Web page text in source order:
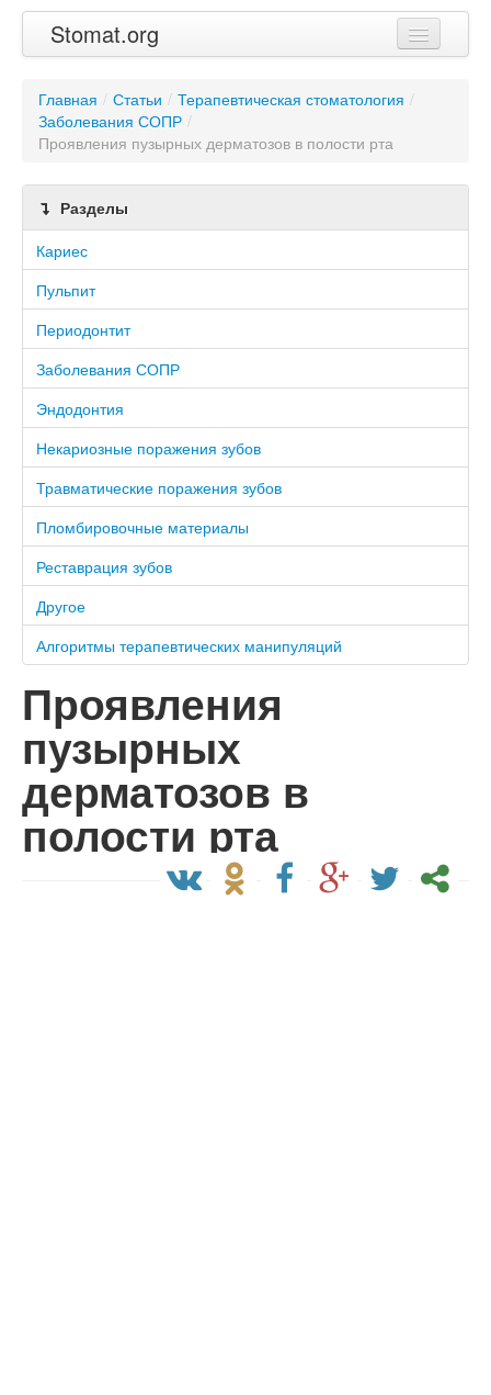
Stomat.org
Статьи
Главная / Статьи / Терапевтическая стоматология /
Заболевания СОПР /
Проявления пузырных дерматозов в полости рта
Разделы
Кариес
Пульпит
Периодонтит
Заболевания СОПР
Эндодонтия
Некариозные поражения зубов
Травматические поражения зубов
Пломбировочные материалы
Реставрация зубов
Другое
Алгоритмы терапевтических манипуляций
Проявления
пузырных
дерматозов в
полости рта